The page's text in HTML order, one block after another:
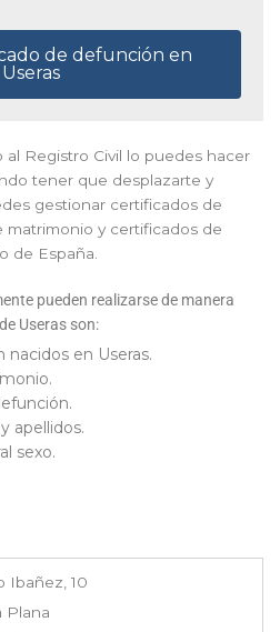
de defunción en
Useras
al Registro Civil lo puedes hacer
tener que desplazarte y
gestionar certificados de
matrimonio y certificados de
de España.
pueden realizarse de manera
Useras son:
nacidos en Useras.
apellidos.
sexo.
Ibañez, 10
Plana